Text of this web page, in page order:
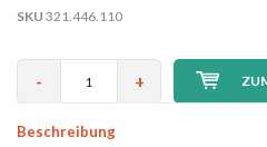
SKU 321.446.110
- +
Beschreibung